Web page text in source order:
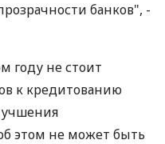
банков", -
году не стоит
к кредитованию
этом не может быть